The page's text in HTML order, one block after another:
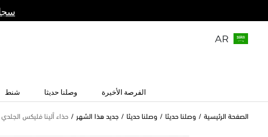
AR
الفرصة الأخيرة وصلنا حديثا شنط
الصفحة الرئيسية وصلنا حديثا وصلنا حديثا جديد هذا الشهر حذاء ألينا فليكس الجلدي